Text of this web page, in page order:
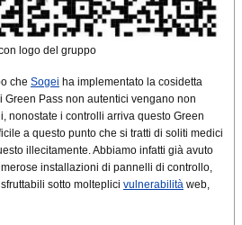
logo del gruppo
che Sogei ha implementato la cosidetta
Green Pass non autentici vengano non
nonostate i controlli arriva questo Green
a questo punto che si tratti di soliti medici
illecitamente. Abbiamo infatti già avuto
installazioni di pannelli di controllo,
sotto molteplici vulnerabilità web,